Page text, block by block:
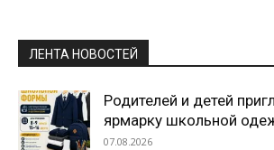
ЛЕНТА НОВОСТЕЙ
Родителей и детей
ярмарку школьной
07.08.2026